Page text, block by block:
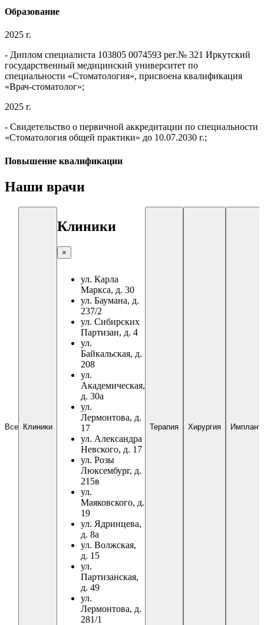
Образование
2025 г.
- Диплом специалиста 103805 0074593 рег.№ 321 Иркутский
государственный медицинский университет по
специальности «Стоматология», присвоена квалификация
«Врач-стоматолог»;
2025 г.
- Свидетельство о первичной аккредитации по специальности
«Стоматология общей практики» до 10.07.2030 г.;
Повышение квалификации
Наши врачи
Все Клиники
Клиники
×
ул. Карла
Маркса, д. 30
ул. Баумана, д.
237/2
ул. Сибирских
Партизан, д. 4
ул.
Байкальская, д.
208
ул.
Академическая,
д. 30а
ул.
Лермонтова, д.
17
ул. Александра
Невского, д. 17
ул. Розы
Люксембург, д.
215в
ул.
Маяковского, д.
19
ул. Ядринцева,
д. 8а
ул. Волжская,
д. 15
ул.
Партизанская,
д. 49
ул.
Лермонтова, д.
281/1
Терапия Хирургия